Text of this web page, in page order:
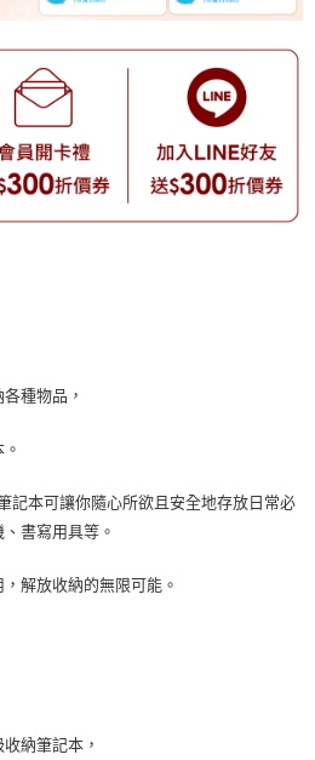
種物品，
記本可讓你隨心所欲且安全地存放日常必
書寫用具等。
解放收納的無限可能。
納筆記本，